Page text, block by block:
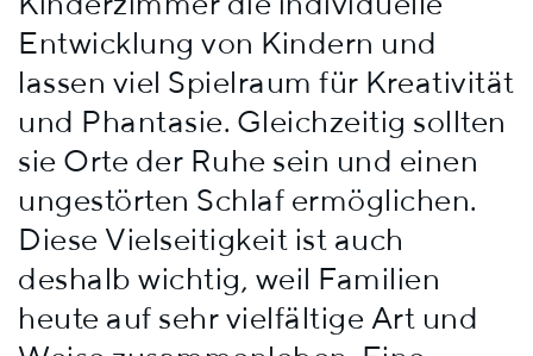
Entwicklung von Kindern und
lassen viel Spielraum für Kreativität
und Phantasie. Gleichzeitig sollten
sie Orte der Ruhe sein und einen
ungestörten Schlaf ermöglichen.
Diese Vielseitigkeit ist auch
deshalb wichtig, weil Familien
heute auf sehr vielfältige Art und